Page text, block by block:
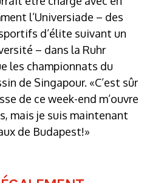
l’Universiade – des
d’élite suivant un
– dans la Ruhr
les championnats du
de Singapour. «C’est sûr
de ce week-end m’ouvre
mais je suis maintenant
de Budapest!»